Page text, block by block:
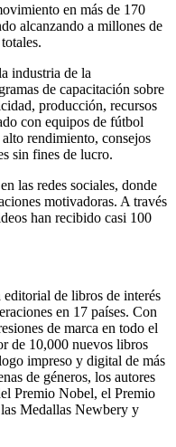
en más de 170
alcanzando a millones de
industria de la
de capacitación sobre
producción, recursos
con equipos de fútbol
rendimiento, consejos
sin fines de lucro.
las redes sociales, donde
motivadoras. A través
han recibido casi 100
de libros de interés
en 17 países. Con
de marca en todo el
de 10,000 nuevos libros
impreso y digital de más
de géneros, los autores
Premio Nobel, el Premio
Medallas Newbery y